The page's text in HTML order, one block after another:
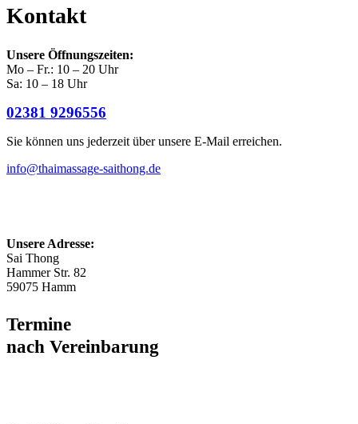
Kontakt
Unsere Öffnungszeiten:
Mo – Fr.: 10 – 20 Uhr
Sa: 10 – 18 Uhr
02381 9296556
Sie können uns jederzeit über unsere E-Mail erreichen.
info@thaimassage-saithong.de
Unsere Adresse:
Sai Thong
Hammer Str. 82
59075 Hamm
Termine
nach Vereinbarung